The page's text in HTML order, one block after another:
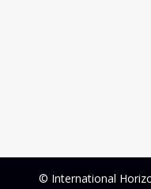
© International